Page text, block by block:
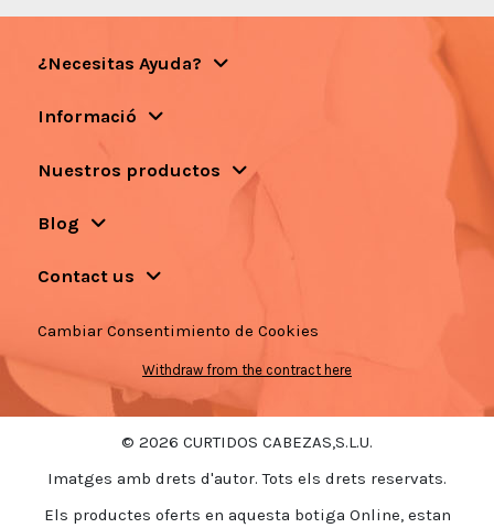
¿Necesitas Ayuda?
Informació
Nuestros productos
Blog
Contact us
Cambiar Consentimiento de Cookies
Withdraw from the contract here
© 2026 CURTIDOS CABEZAS,S.L.U.
Imatges amb drets d'autor. Tots els drets reservats.
Els productes oferts en aquesta botiga Online, estan